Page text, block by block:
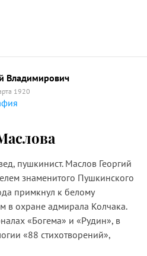
Владимирович
1920
пушкинист. Маслов Георгий
знаменитого Пушкинского
примкнул к белому
охране адмирала Колчака.
«Богема» и «Рудин», в
«88 стихотворений»,